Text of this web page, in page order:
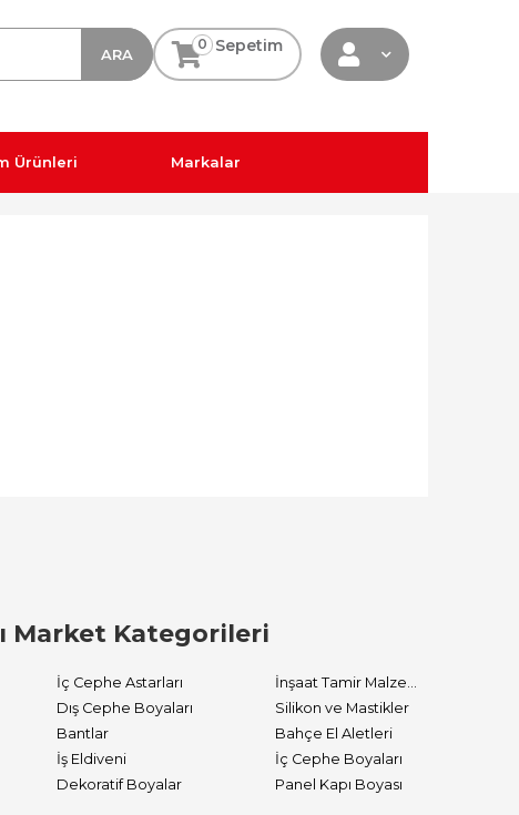
Sepetim
0
Ürünleri Markalar
Market Kategorileri
İç Cephe Astarları
İnşaat Tamir Malzemeleri
Dış Cephe Boyaları
Silikon ve Mastikler
Bantlar
Bahçe El Aletleri
İş Eldiveni
İç Cephe Boyaları
Dekoratif Boyalar Panel Kapı Boyası